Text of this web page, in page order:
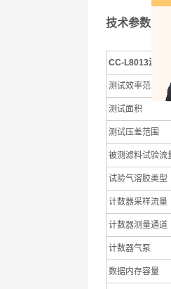
技术参数
CC-L8013滤料
测试效率范围
测试面积
测试压差范围
被测滤料试验流
试验气溶胶类型
计数器采样流量
计数器测量通道
计数器气泵
数据内存容量